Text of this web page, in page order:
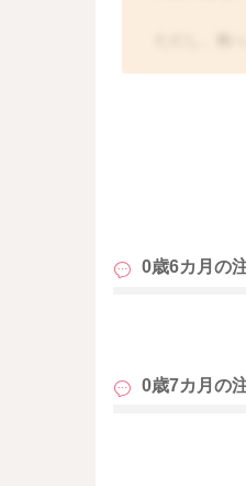
ただし、抱
消費者庁
https://
https://
c09d931ef4/
0歳6カ月の
0歳7カ月の